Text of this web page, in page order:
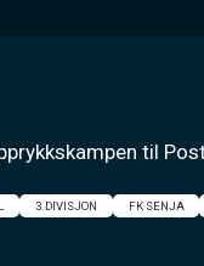
til
3.DIVISJON FK SENJA